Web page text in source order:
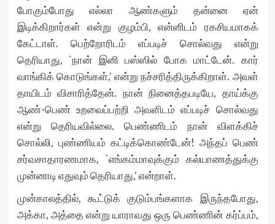
போகும்போது எல்லா ஆண்களும் தன்னை ஏன்
இடிக்கிறார்கள் என்று குழம்பி, என்னிடம் ரகசியமாகக்
கேட்டாள். பெற்றோரிடம் எப்படிச் சொல்வது என்று
தெரியாது, `நான் இனி பஸ்ஸில் போக மாட்டேன். கார்
வாங்கிக் கொடுங்கள்,’ என்று நச்சரித்திருக்கிறாள். அவள்
தாயிடம் விசாரித்தேன். நான் நினைத்தபடியே, தாய்க்கு
ஆண்-பெண் உறவைப்பற்றி அவளிடம் எப்படிச் சொல்வது
என்று தெரியவில்லை. பெண்ணிடம் நான் விளக்கிச்
சொல்லி, புண்ணியம் கட்டிக்கொண்டேன்! அந்தப் பெண்
சர்வசாதாரணமாக, `எங்கம்மாவுக்கும் கல்யாணத்துக்கு
முன்னாடி எதுவும் தெரியாது,’ என்றாள்.
முன்காலத்தில், கூட்டுக் குடும்பங்களாக இருந்தபோது,
அக்கா, அத்தை என்று யாராவது ஒரு பெண்ணின் கர்ப்பம்,